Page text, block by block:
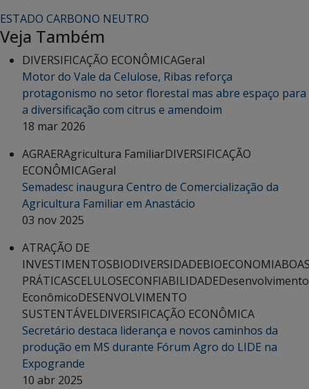
ESTADO CARBONO NEUTRO
Veja Também
DIVERSIFICAÇÃO ECONÔMICAGeral
Motor do Vale da Celulose, Ribas reforça
protagonismo no setor florestal mas abre espaço para
a diversificação com citrus e amendoim
18 mar 2026
AGRAERAgricultura FamiliarDIVERSIFICAÇÃO
ECONÔMICAGeral
Semadesc inaugura Centro de Comercialização da
Agricultura Familiar em Anastácio
03 nov 2025
ATRAÇÃO DE
INVESTIMENTOSBIODIVERSIDADEBIOECONOMIA
PRÁTICASCELULOSECONFIABILIDADEDesenvolvimento
EconômicoDESENVOLVIMENTO
SUSTENTÁVELDIVERSIFICAÇÃO ECONÔMICA
Secretário destaca liderança e novos caminhos da
produção em MS durante Fórum Agro do LIDE na
Expogrande
10 abr 2025